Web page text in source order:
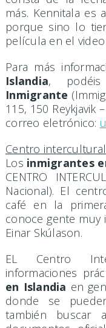
más. Kennitala es
porque sino lo
película en el
Para más
Islandia,
Inmigrante
115, 150 Reykjavik –
correo eletrónico:
Centro intercultural
Los inmigrantes
CENTRO
Nacional). El
café en la
conoce gente muy
Einar Skúlason.
EL Centro
informaciones
en Islandia en
donde se
también buscar